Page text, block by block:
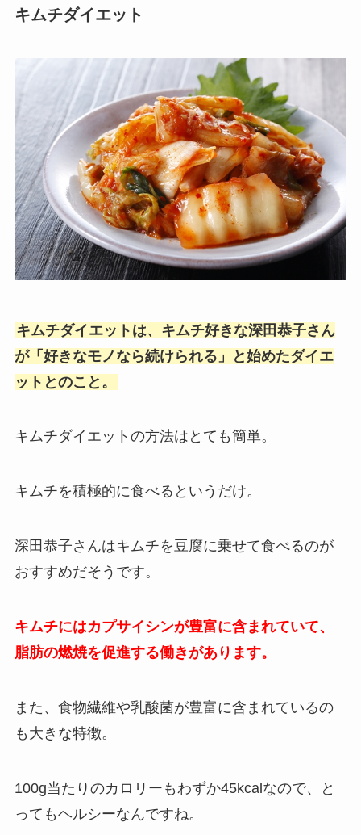
キムチダイエット
キムチダイエットは、キムチ好きな深田恭子さん
が「好きなモノなら続けられる」と始めたダイエ
ットとのこと。
キムチダイエットの方法はとても簡単。
キムチを積極的に食べるというだけ。
深田恭子さんはキムチを豆腐に乗せて食べるのが
おすすめだそうです。
キムチにはカプサイシンが豊富に含まれていて、
脂肪の燃焼を促進する働きがあります。
また、食物繊維や乳酸菌が豊富に含まれているの
も大きな特徴。
100g当たりのカロリーもわずか45kcalなので、と
ってもヘルシーなんですね。